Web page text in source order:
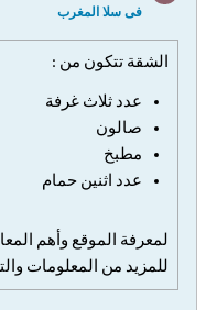
فى سلا المغرب
الشقة تتكون من :
عدد ثلاث غرفة
صالون
مطبخ
عدد اثنين حمام
لمعرفة الموقع وأهم
للمزيد من المعلومات